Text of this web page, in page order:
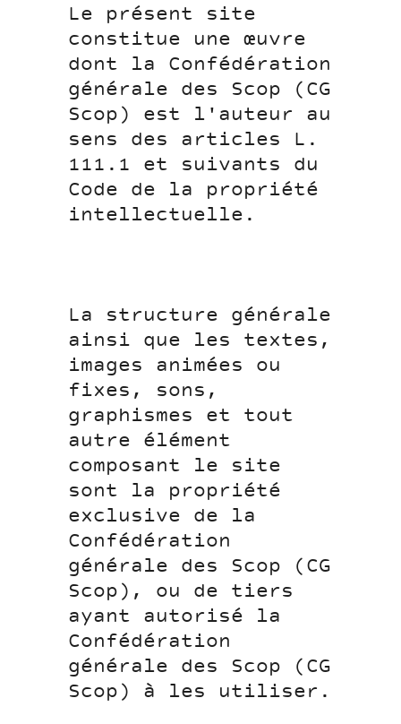
Le présent site
constitue une œuvre
dont la Confédération
générale des Scop (CG
Scop) est l'auteur au
sens des articles L.
111.1 et suivants du
Code de la propriété
intellectuelle.
La structure générale
ainsi que les textes,
images animées ou
fixes, sons,
graphismes et tout
autre élément
composant le site
sont la propriété
exclusive de la
Confédération
générale des Scop (CG
Scop), ou de tiers
ayant autorisé la
Confédération
générale des Scop (CG
Scop) à les utiliser.